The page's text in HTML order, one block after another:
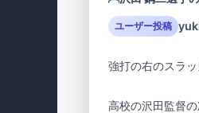
ユーザー投稿
高校の沢田監督の